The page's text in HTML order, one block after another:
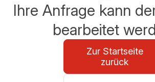
Ihre Anfrage kann
bearbeitet
Zur Startseite
zurück